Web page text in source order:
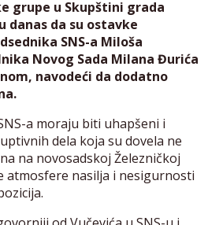
grupe u Skupštini grada
danas da su ostavke
SNS-a Miloša
Novog Sada Milana Đurića
navodeći da dodatno
a moraju biti uhapšeni i
dela koja su dovela ne
na novosadskoj Železničkoj
atmosfere nasilja i nesigurnosti